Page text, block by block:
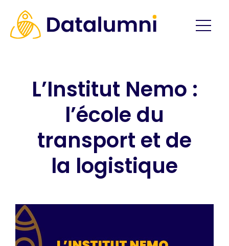
L’Institut Nemo :
l’école du
transport et de
la logistique